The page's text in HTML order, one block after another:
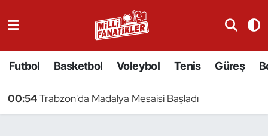
Futbol Basketbol Voleybol Tenis Güreş
00:54Trabzon'da Madalya Mesaisi Başladı
Badminton